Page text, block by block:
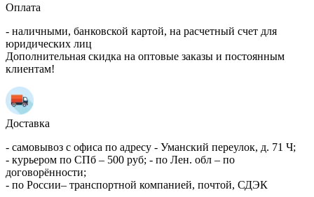
Оплата
- наличными, банковской картой, на расчетный счет для
юридических лиц
Дополнительная скидка на оптовые заказы и постоянным
клиентам!
Доставка
- самовывоз с офиса по адресу - Уманский переулок, д. 71 Ч;
- курьером по СПб – 500 руб; - по Лен. обл – по
договорённости;
- по России– транспортной компанией, почтой, СДЭК